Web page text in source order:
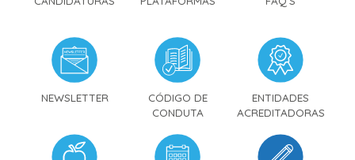
NEWSLETTER
CÓDIGO DE
CONDUTA
ENTIDADES
ACREDITADORAS